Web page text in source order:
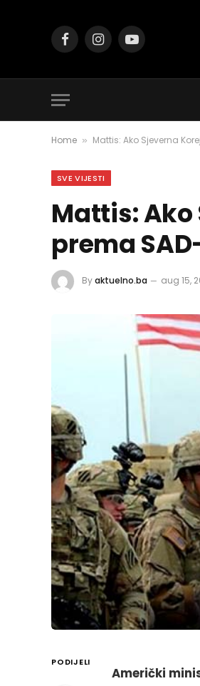
FacebookInstagramYouTube
Home » Mattis: Ako Sjeverna
SVE VIJESTI
Mattis:
prema
Byaktuelno.ba aug 15,
PODIJELI
Američki